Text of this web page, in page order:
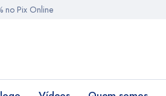
no Pix Online